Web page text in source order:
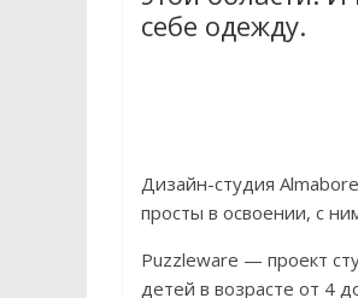
себе одежду.
Дизайн-студия
просты в освоении, с
Puzzleware — проект
детей в возрасте от 4